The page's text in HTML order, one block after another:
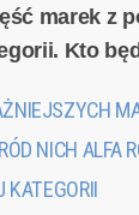
marek z
Kto
NICH ALFA
KATEGORII